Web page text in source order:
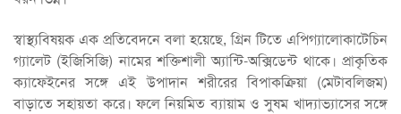
স্বাস্থ্যবিষয়ক এক প্রতিবেদনে বলা হয়েছে, গ্রিন টিতে এপিগ্যালোকাটেচিন
গ্যালেট (ইজিসিজি) নামের শক্তিশালী অ্যান্টি-অক্সিডেন্ট থাকে। প্রাকৃতিক
ক্যাফেইনের সঙ্গে এই উপাদান শরীরের বিপাকক্রিয়া (মেটাবলিজম)
বাড়াতে সহায়তা করে। ফলে নিয়মিত ব্যায়াম ও সুষম খাদ্যাভ্যাসের সঙ্গে